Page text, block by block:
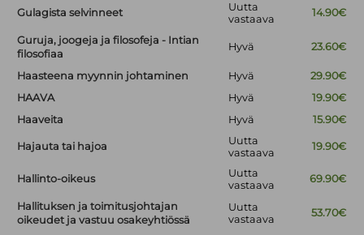
Gulagista selvinneet
Uutta
vastaava
14.90€
Guruja, joogeja ja filosofeja - Intian
filosofiaa
Hyvä 23.60€
Haasteena myynnin johtaminen Hyvä
29.90€
HAAVA
Hyvä
19.90€
Haaveita
Hyvä 15.90€
Hajauta tai hajoa
Uutta
vastaava
19.90€
Hallinto-oikeus
Uutta
vastaava
69.90€
Hallituksen ja toimitusjohtajan
oikeudet ja vastuu osakeyhtiössä
Uutta
vastaava
53.70€